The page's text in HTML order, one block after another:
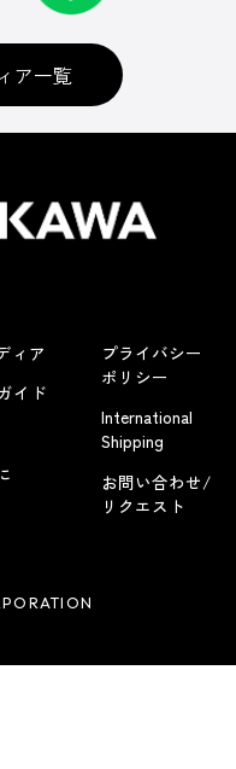
ア一覧
ィア
イド
プライバシー
ポリシー
International
Shipping
お問い合わせ/
リクエスト